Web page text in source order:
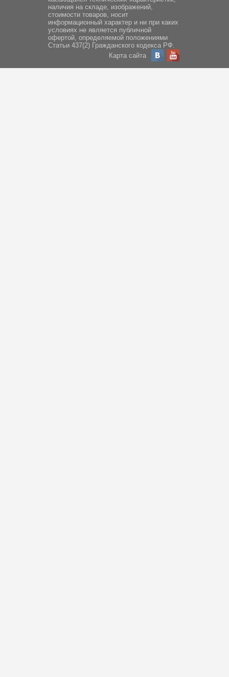
наличия на складе, изображений,
стоимости товаров, носит
информационный характер и ни при каких
условиях не является публичной
офертой, определяемой положениями
Статьи 437(2) Гражданского кодекса РФ.
Карта сайта